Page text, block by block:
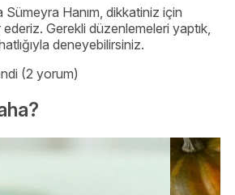
Sümeyra Hanım, dikkatiniz için
Gerekli düzenlemeleri yaptık,
deneyebilirsiniz.
(2 yorum)